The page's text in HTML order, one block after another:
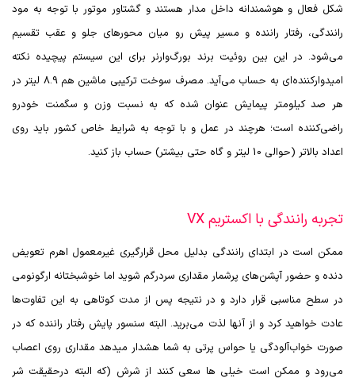
شکل فعال و هوشمندانه داخل مدار هستند و گشتاور موتور با توجه به مود
رانندگی، رفتار راننده و مسیر پیش رو میان محورهای جلو و عقب تقسیم
می‌شود. در این بین روئیت برند بورگ‌وارنر برای این سیستم پیچیده نکته
امیدوارکننده‌ای به حساب می‌آید. مصرف سوخت ترکیبی ماشین هم 8.9 لیتر در
هر صد کیلومتر پیمایش عنوان شده که به نسبت وزن و سگمنت خودرو
راضی‌کننده است؛ هرچند در عمل و با توجه به شرایط خاص کشور باید روی
اعداد بالاتر (حوالی 10 لیتر و گاه حتی بیشتر) حساب باز کنید.
تجربه رانندگی با اکستریم VX
ممکن است در ابتدای رانندگی بدلیل محل قرارگیری غیرمعمول اهرم تعویض
دنده و حضور آپشن‌های پرشمار مقداری سردرگم شوید اما خوشبختانه ارگونومی
در سطح مناسبی قرار دارد و در نتیجه پس از مدت کوتاهی به این تفاوت‌ها
عادت خواهید کرد و از آنها لذت می‌برید. البته سنسور پایش رفتار راننده که در
صورت خواب‌آلودگی یا حواس پرتی به شما هشدار میدهد مقداری روی اعصاب
می‌رود و ممکن است خیلی ها سعی کنند از شرش (که البته درحقیقت شر